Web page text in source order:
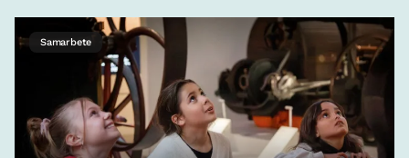
Samarbete